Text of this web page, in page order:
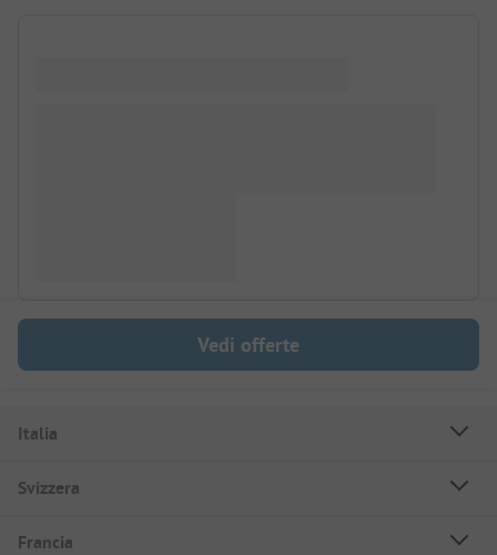
Vedi offerte
Italia
Svizzera
Francia